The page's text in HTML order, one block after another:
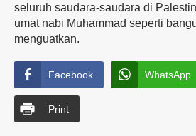
seluruh saudara-saudara di
umat nabi Muhammad seperti
menguatkan.
Facebook WhatsApp
Print